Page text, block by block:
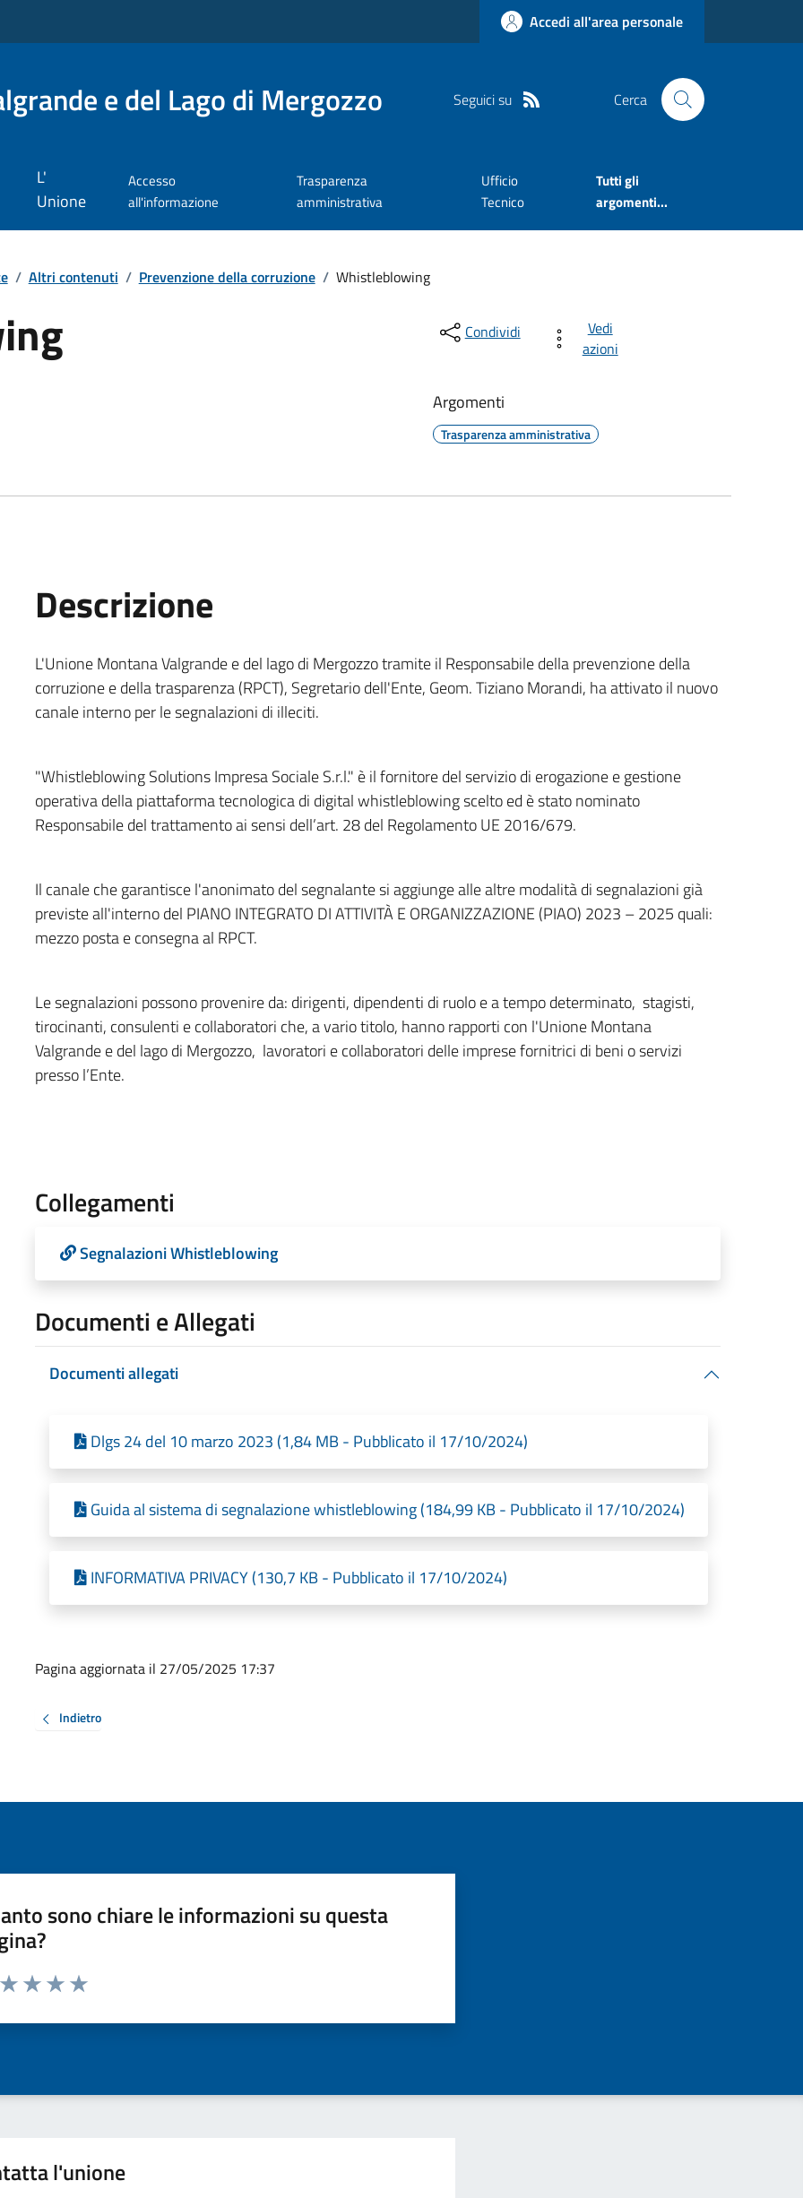
Accedi all'area personale
e del Lago di Mergozzo Seguici su Cerca
L'
Unione
Accesso
all'informazione
Trasparenza
amministrativa
Ufficio
Tecnico
Tutti gli
argomenti...
/ Altri contenuti / Prevenzione della corruzione / Whistleblowing
Condividi
Vedi
azioni
Argomenti
Trasparenza amministrativa
Descrizione
L'Unione Montana Valgrande e del lago di Mergozzo tramite il Responsabile della prevenzione della
corruzione e della trasparenza (RPCT), Segretario dell'Ente, Geom. Tiziano Morandi, ha attivato il nuovo
canale interno per le segnalazioni di illeciti.
"Whistleblowing Solutions Impresa Sociale S.r.l." è il fornitore del servizio di erogazione e gestione
operativa della piattaforma tecnologica di digital whistleblowing scelto ed è stato nominato
Responsabile del trattamento ai sensi dell’art. 28 del Regolamento UE 2016/679.
Il canale che garantisce l'anonimato del segnalante si aggiunge alle altre modalità di segnalazioni già
previste all'interno del PIANO INTEGRATO DI ATTIVITÀ E ORGANIZZAZIONE (PIAO) 2023 – 2025 quali:
mezzo posta e consegna al RPCT.
Le segnalazioni possono provenire da: dirigenti, dipendenti di ruolo e a tempo determinato, stagisti,
tirocinanti, consulenti e collaboratori che, a vario titolo, hanno rapporti con l'Unione Montana
Valgrande e del lago di Mergozzo, lavoratori e collaboratori delle imprese fornitrici di beni o servizi
presso l’Ente.
Collegamenti
Segnalazioni Whistleblowing
Documenti e Allegati
Documenti allegati
Dlgs 24 del 10 marzo 2023 (1,84 MB - Pubblicato il 17/10/2024)
Guida al sistema di segnalazione whistleblowing (184,99 KB - Pubblicato il 17/10/2024)
INFORMATIVA PRIVACY (130,7 KB - Pubblicato il 17/10/2024)
Pagina aggiornata il 27/05/2025 17:37
Indietro
sono chiare le informazioni su questa
da 1 a 5 stelle la pagina
l'unione